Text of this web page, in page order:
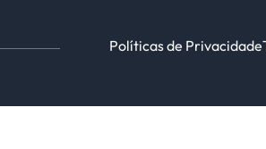
Políticas de Privacidade